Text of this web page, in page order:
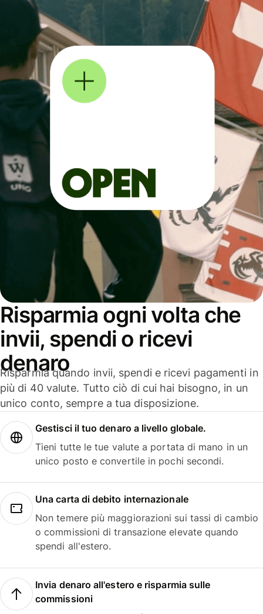
Risparmia ogni volta che
invii, spendi o ricevi
denaro
Risparmia quando invii, spendi e ricevi pagamenti in
più di 40 valute. Tutto ciò di cui hai bisogno, in un
unico conto, sempre a tua disposizione.
Gestisci il tuo denaro a livello globale.
Tieni tutte le tue valute a portata di mano in un
unico posto e convertile in pochi secondi.
Una carta di debito internazionale
Non temere più maggiorazioni sui tassi di cambio
o commissioni di transazione elevate quando
spendi all'estero.
Invia denaro all'estero e risparmia sulle
commissioni